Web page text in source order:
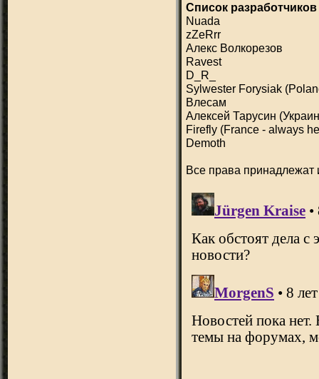
Список разработчиков
Nuada
zZeRrr
Алекс Волкорезов
Ravest
D_R_
Sylwester Forysiak
Влесам
Алексей Тарусин
Firefly (France - always
Demoth
Все права принадлежат